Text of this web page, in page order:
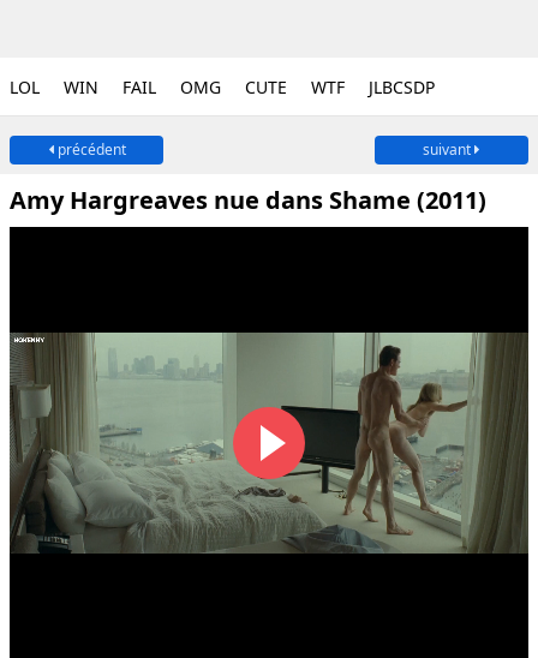
LOL WIN FAIL OMG CUTE WTF JLBCSDP
précédent suivant
Amy Hargreaves nue dans Shame (2011)